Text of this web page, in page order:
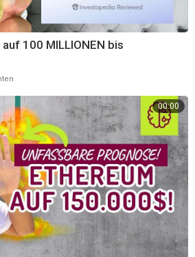
auf 100 MILLIONEN bis
00:00